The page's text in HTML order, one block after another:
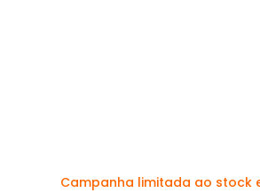
Campanha limitada ao stock